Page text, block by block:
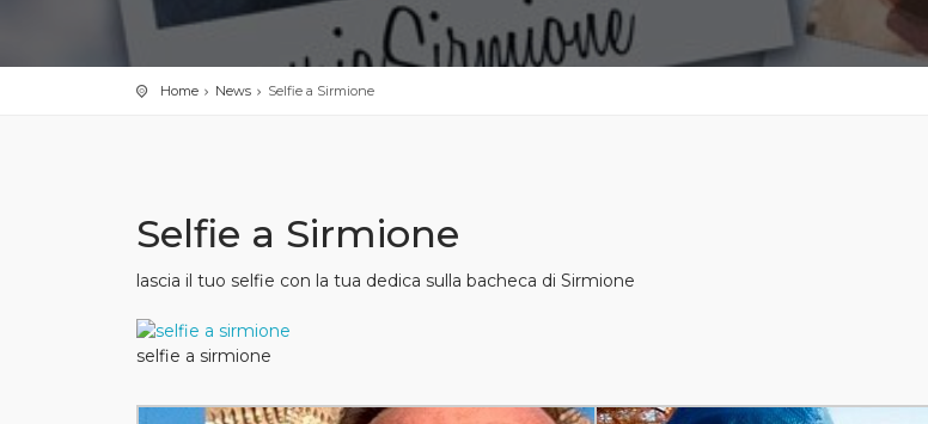
Home News Selfie a Sirmione
Selfie a Sirmione
lascia il tuo selfie con la tua dedica sulla bacheca di Sirmione
selfie a sirmione